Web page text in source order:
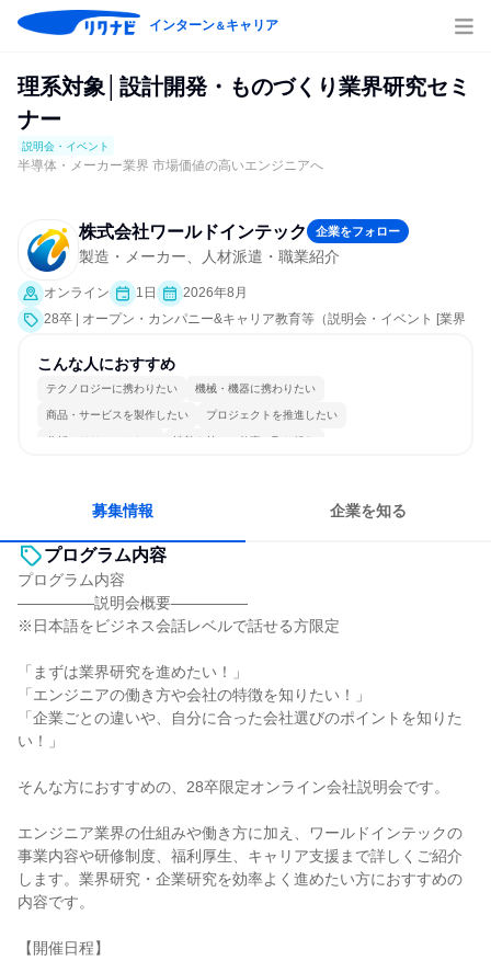
インターン＆キャリア
理系対象│設計開発・ものづくり業界研究セミ
ナー
説明会・イベント
半導体・メーカー業界 市場価値の高いエンジニアへ
株式会社ワールドインテック 企業をフォロー
製造・メーカー、人材派遣・職業紹介
オンライン 1日
2026年8月
28卒 | オープン・カンパニー&キャリア教育等（説明会・イベント [業界
こんな人におすすめ
テクノロジーに携わりたい 機械・機器に携わりたい
商品・サービスを製作したい プロジェクトを推進したい
分析・リサーチしたい 情熱を持って仕事に取り組む
募集情報 企業を知る
プログラム内容
プログラム内容
―――――説明会概要―――――
※日本語をビジネス会話レベルで話せる方限定
「まずは業界研究を進めたい！」
「エンジニアの働き方や会社の特徴を知りたい！」
「企業ごとの違いや、自分に合った会社選びのポイントを知りた
い！」
そんな方におすすめの、28卒限定オンライン会社説明会です。
エンジニア業界の仕組みや働き方に加え、ワールドインテックの
事業内容や研修制度、福利厚生、キャリア支援まで詳しくご紹介
します。業界研究・企業研究を効率よく進めたい方におすすめの
内容です。
【開催日程】